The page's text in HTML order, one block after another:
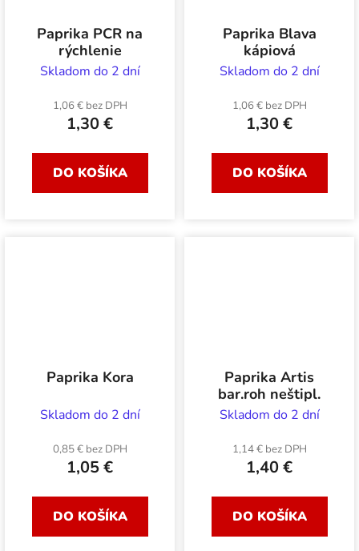
Paprika PCR na
rýchlenie
Skladom do 2 dní
1,06 € bez DPH
1,30 €
DO KOŠÍKA
Paprika Blava
kápiová
Skladom do 2 dní
1,06 € bez DPH
1,30 €
DO KOŠÍKA
Paprika Kora
Skladom do 2 dní
0,85 € bez DPH
1,05 €
DO KOŠÍKA
Paprika Artis
bar.roh neštipl.
Skladom do 2 dní
1,14 € bez DPH
1,40 €
DO KOŠÍKA